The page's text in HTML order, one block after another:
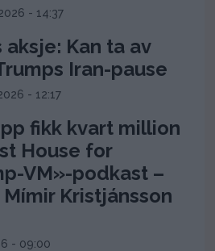
- 14:37
aksje: Kan ta av
Iran-pause
- 12:17
fikk kvart million
House for
VM»-podkast –
Kristjánsson
- 09:00